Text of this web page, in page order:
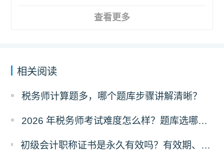
查看更多
相关阅读
税务师计算题多，哪个题库步骤讲解清晰？
2026 年税务师考试难度怎么样？题库选哪家的好？
初级会计职称证书是永久有效吗？有效期、领取时限及继续教育要求全解答